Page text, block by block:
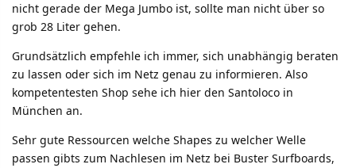
nicht gerade der Mega Jumbo ist, sollte man nicht über so
grob 28 Liter gehen.
Grundsätzlich empfehle ich immer, sich unabhängig beraten
zu lassen oder sich im Netz genau zu informieren. Also
kompetentesten Shop sehe ich hier den Santoloco in
München an.
Sehr gute Ressourcen welche Shapes zu welcher Welle
passen gibts zum Nachlesen im Netz bei Buster Surfboards,